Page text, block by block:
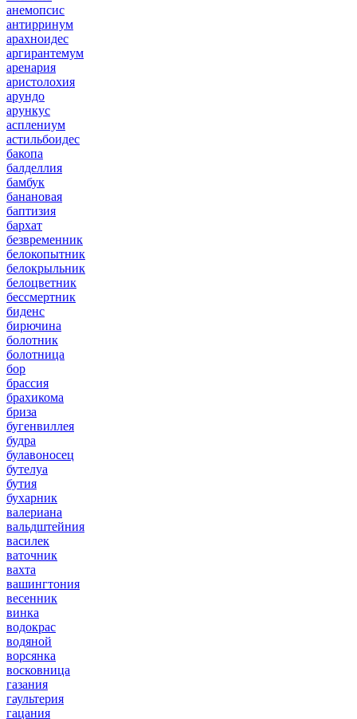
анемопсис
антирринум
арахноидес
аргирантемум
аренария
аристолохия
арундо
арункус
асплениум
астильбоидес
бакопа
балделлия
бамбук
банановая
баптизия
бархат
безвременник
белокопытник
белокрыльник
белоцветник
бессмертник
биденс
бирючина
болотник
болотница
бор
брассия
брахикома
бриза
бугенвиллея
будра
булавоносец
бутелуа
бутия
бухарник
валериана
вальдштейния
василек
ваточник
вахта
вашингтония
весенник
винка
водокрас
водяной
ворсянка
восковница
газания
гаультерия
гацания